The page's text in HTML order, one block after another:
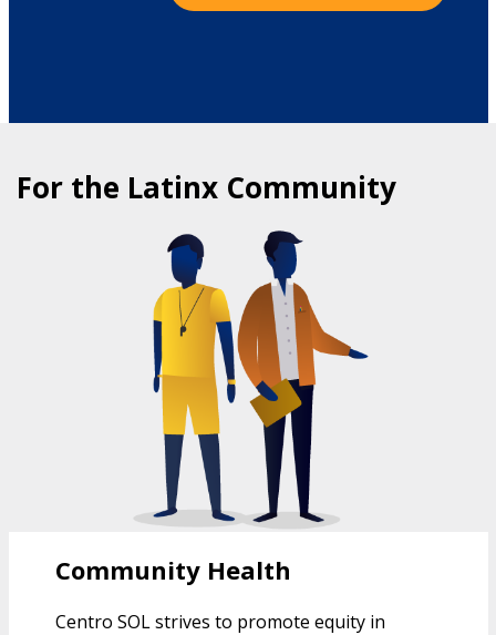
For the Latinx Community
COMMUNITY HEALTH PROGRAMS
FOR LATINXS
Community Health
Centro SOL strives to promote equity in